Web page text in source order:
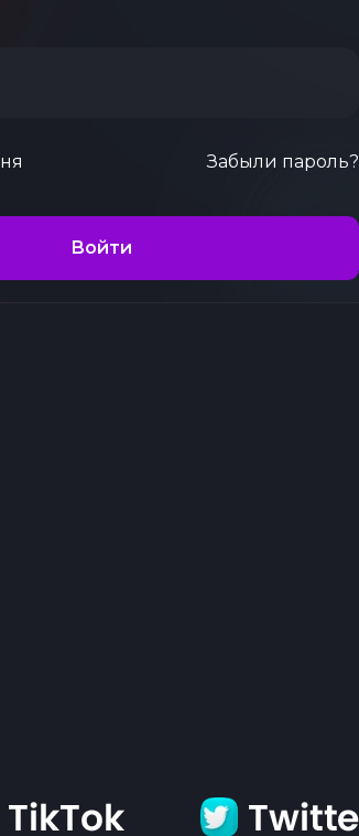
Забыли пароль?
Войти